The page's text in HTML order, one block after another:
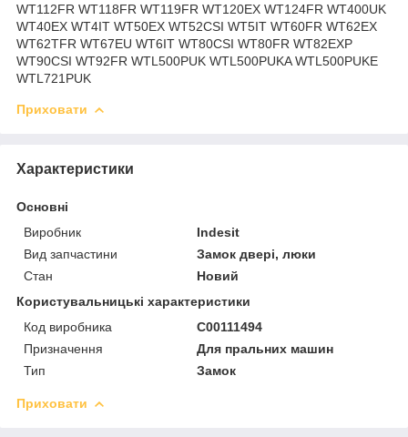
WT112FR WT118FR WT119FR WT120EX WT124FR WT400UK
WT40EX WT4IT WT50EX WT52CSI WT5IT WT60FR WT62EX
WT62TFR WT67EU WT6IT WT80CSI WT80FR WT82EXP
WT90CSI WT92FR WTL500PUK WTL500PUKA WTL500PUKE
WTL721PUK
Приховати
Характеристики
Основні
Виробник
Indesit
Вид запчастини
Замок двері, люки
Стан
Новий
Користувальницькі характеристики
Код виробника
C00111494
Призначення
Для пральних машин
Тип
Замок
Приховати